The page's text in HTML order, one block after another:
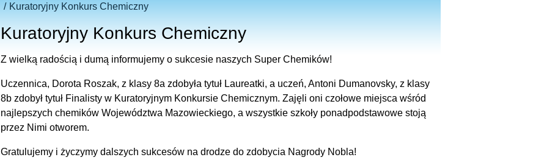
Kuratoryjny Konkurs Chemiczny
Kuratoryjny Konkurs Chemiczny
Z wielką radością i dumą informujemy o sukcesie naszych Super Chemików!
Uczennica, Dorota Roszak, z klasy 8a zdobyła tytuł Laureatki, a uczeń, Antoni Dumanovsky, z klasy
8b zdobył tytuł Finalisty w Kuratoryjnym Konkursie Chemicznym. Zajęli oni czołowe miejsca wśród
najlepszych chemików Województwa Mazowieckiego, a wszystkie szkoły ponadpodstawowe stoją
przez Nimi otworem.
Gratulujemy i życzymy dalszych sukcesów na drodze do zdobycia Nagrody Nobla!